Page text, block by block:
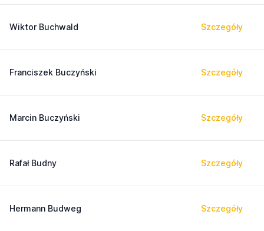
Wiktor Buchwald Szczegóły
Franciszek Buczyński Szczegóły
Marcin Buczyński Szczegóły
Rafał Budny Szczegóły
Hermann Budweg Szczegóły